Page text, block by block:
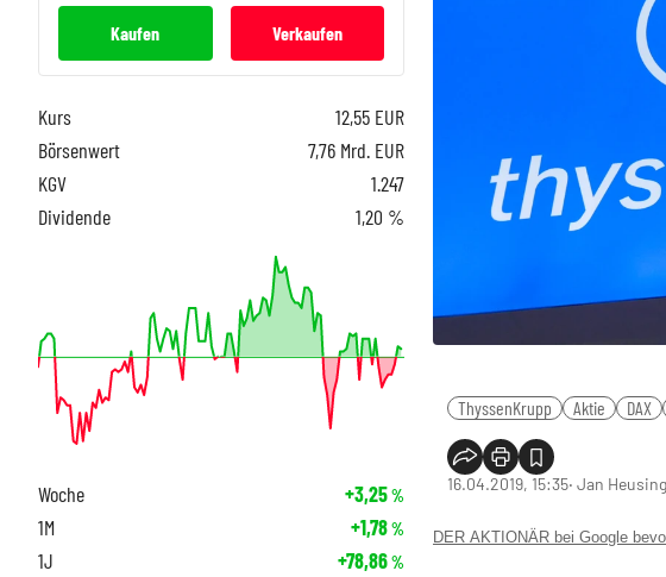
ThyssenKrupp Aktie DAX
16.04.2019, 15:35‧ Jan
DER AKTIONÄR bei Google
Kaufen Verkaufen
Kurs 12,55 EUR
Börsenwert
7,76 Mrd. EUR
KGV
1.247
Dividende
1,20 %
Woche +3,25%
1M +1,78%
1J +78,86%